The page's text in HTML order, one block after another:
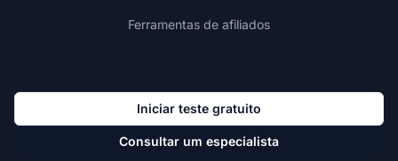
Ferramentas de afiliados
Iniciar teste gratuito
Consultar um especialista